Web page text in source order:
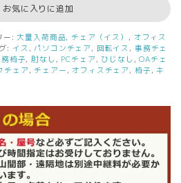
お気に入りに追加
ー: 大量入荷商品, チェア（イス） , オフィス
: イス , パソコンチェア , 回転イス , 事務チェ
椅子,肘なし , PCチェア , ひじなし ,OAチェ
チェア , チェアー , オフィスチェア , 椅子 , キ